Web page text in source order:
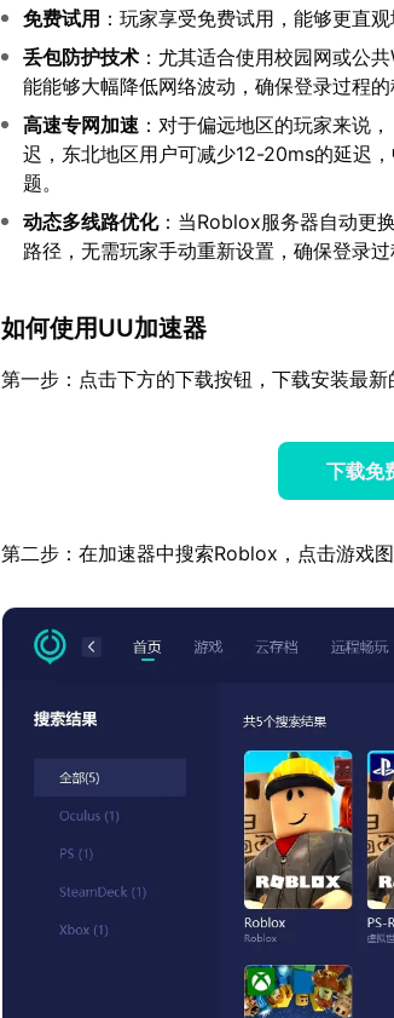
免费试用 ：玩家享受免费试用，能够更直
丢包防护技术 ：尤其适合使用校园网或公
能能够大幅降低网络波动，确保登录过程的
高速专网加速 ：对于偏远地区的玩家来说，
迟，东北地区用户可减少12-20ms的延迟
题。
动态多线路优化：当Roblox服务器自动更
路径，无需玩家手动重新设置，确保登录过
如何使用UU加速器
第一步：点击下方的下载按钮，下载安装最新
下载免
第二步：在加速器中搜索Roblox，点击游戏